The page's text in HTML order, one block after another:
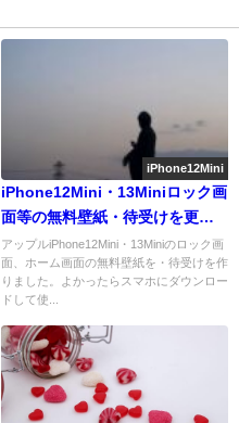
iPhone12Mini
iPhone12Mini・13Miniロック画
面等の無料壁紙・待受けを更新
配信中
アップルiPhone12Mini・13Miniのロック画
面、ホーム画面の無料壁紙を・待受けを作
りました。よかったらスマホにダウンロー
ドして使...